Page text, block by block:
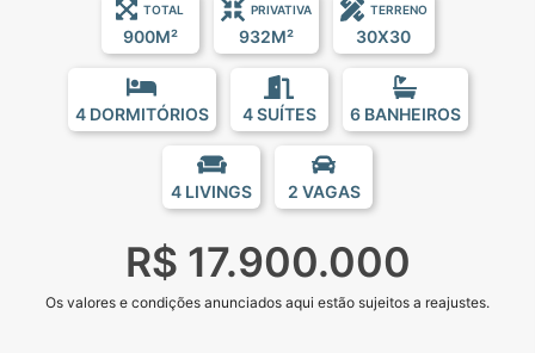
TOTAL
900M²
PRIVATIVA
932M²
TERRENO
30X30
4 DORMITÓRIOS 4 SUÍTES 6 BANHEIROS
4 LIVINGS 2 VAGAS
R$ 17.900.000
Os valores e condições anunciados aqui estão sujeitos a reajustes.